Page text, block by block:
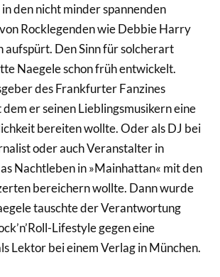
den nicht minder spannenden
Rocklegenden wie Debbie Harry
aufspürt. Den Sinn für solcherart
Naegele schon früh entwickelt.
des Frankfurter Fanzines
dem er seinen Lieblingsmusikern eine
bereiten wollte. Oder als DJ bei
oder auch Veranstalter in
Nachtleben in »Mainhattan« mit den
bereichern wollte. Dann wurde
tauschte der Verantwortung
Lifestyle gegen eine
Lektor bei einem Verlag in München.